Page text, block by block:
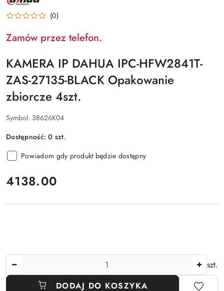
PRODUCENTA:
DAHUA
(0)
Zamów przez telefon.
KAMERA IP DAHUA IPC-HFW2841T-
ZAS-27135-BLACK Opakowanie
zbiorcze 4szt.
Symbol: 38626K04
Dostępność:0 szt.
Powiadom gdy produkt będzie dostępny
cena:
4138.00
szt.
DODAJ DO KOSZYKA